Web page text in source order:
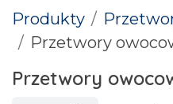
Produkty
Przetwory
Przetwory